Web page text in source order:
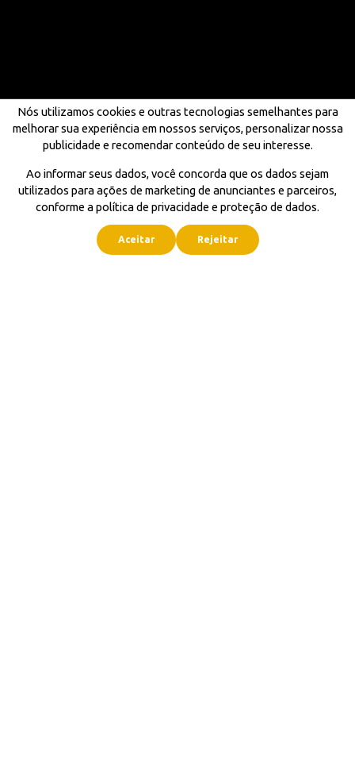
Nós utilizamos cookies e outras tecnologias semelhantes para
melhorar sua experiência em nossos serviços, personalizar nossa
publicidade e recomendar conteúdo de seu interesse.
Ao informar seus dados, você concorda que os dados sejam
utilizados para ações de marketing de anunciantes e parceiros,
conforme a política de privacidade e proteção de dados.
Aceitar Rejeitar